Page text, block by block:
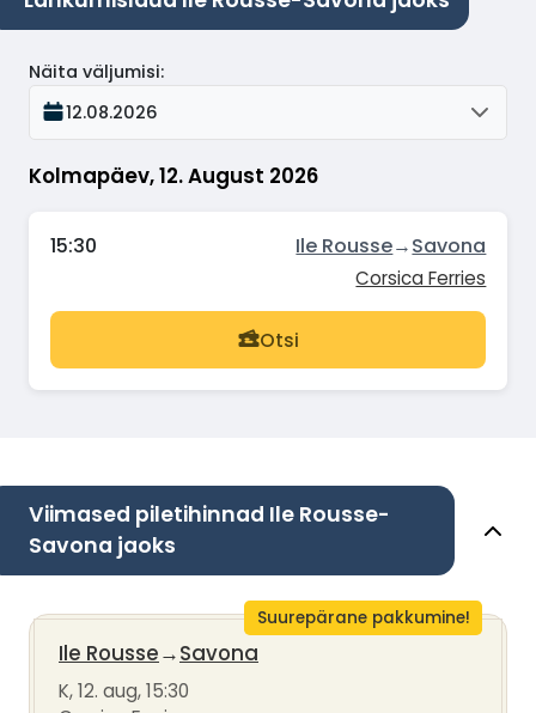
Kolmapäev, 12. August 2026
Näita väljumisi:
12.08.2026
15:30 Ile Rousse→Savona
Corsica Ferries
Otsi
Viimased piletihinnad Ile Rousse-
Savona jaoks
Suurepärane pakkumine!
Ile Rousse→Savona
K, 12. aug, 15:30